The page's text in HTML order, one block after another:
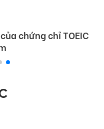
chứng chỉ TOEIC